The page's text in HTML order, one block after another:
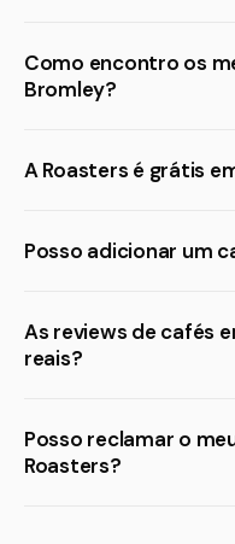
Como encontro os
Bromley?
A Roasters é grátis
Posso adicionar um
As reviews de cafés
reais?
Posso reclamar o
Roasters?